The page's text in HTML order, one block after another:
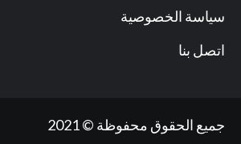
سياسة الخصوصية
اتصل بنا
جميع الحقوق محفوظة © 2021